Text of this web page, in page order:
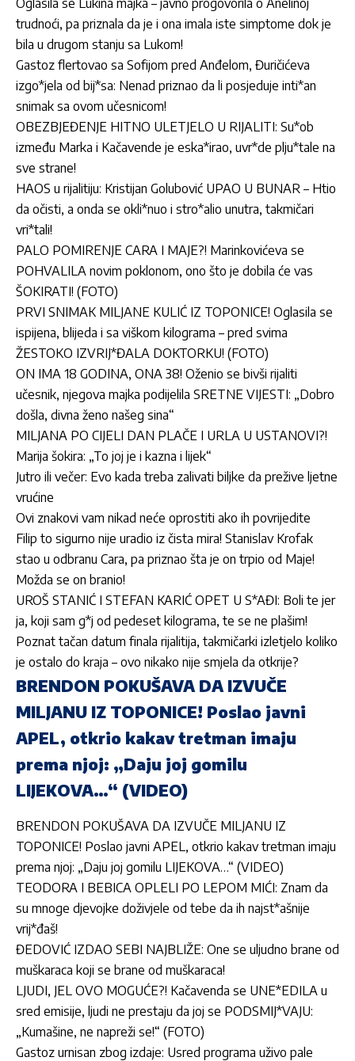
trudnoći, pa priznala da je i ona imala iste simptome dok je
bila u drugom stanju sa Lukom!
Gastoz flertovao sa Sofijom pred Anđelom, Đuričićeva
izgo*jela od bij*sa: Nenad priznao da li posjeduje inti*an
snimak sa ovom učesnicom!
OBEZBJEĐENJE HITNO ULETJELO U RIJALITI: Su*ob
između Marka i Kačavende je eska*irao, uvr*de plju*tale na
sve strane!
HAOS u rijalitiju: Kristijan Golubović UPAO U BUNAR – Htio
da očisti, a onda se okli*nuo i stro*alio unutra, takmičari
vri*tali!
PALO POMIRENJE CARA I MAJE?! Marinkovićeva se
POHVALILA novim poklonom, ono što je dobila će vas
ŠOKIRATI! (FOTO)
PRVI SNIMAK MILJANE KULIĆ IZ TOPONICE! Oglasila se
ispijena, blijeda i sa viškom kilograma – pred svima
ŽESTOKO IZVRIJ*ĐALA DOKTORKU! (FOTO)
ON IMA 18 GODINA, ONA 38! Oženio se bivši rijaliti
učesnik, njegova majka podijelila SRETNE VIJESTI: „Dobro
došla, divna ženo našeg sina“
MILJANA PO CIJELI DAN PLAČE I URLA U USTANOVI?!
Marija šokira: „To joj je i kazna i lijek“
Jutro ili večer: Evo kada treba zalivati biljke da prežive ljetne
vrućine
Ovi znakovi vam nikad neće oprostiti ako ih povrijedite
Filip to sigurno nije uradio iz čista mira! Stanislav Krofak
stao u odbranu Cara, pa priznao šta je on trpio od Maje!
Možda se on branio!
UROŠ STANIĆ I STEFAN KARIĆ OPET U S*AĐI: Boli te jer
ja, koji sam g*j od pedeset kilograma, te se ne plašim!
Poznat tačan datum finala rijalitija, takmičarki izletjelo koliko
je ostalo do kraja – ovo nikako nije smjela da otkrije?
BRENDON POKUŠAVA DA IZVUČE
MILJANU IZ TOPONICE! Poslao javni
APEL, otkrio kakav tretman imaju
prema njoj: „Daju joj gomilu
LIJEKOVA…“ (VIDEO)
BRENDON POKUŠAVA DA IZVUČE MILJANU IZ
TOPONICE! Poslao javni APEL, otkrio kakav tretman imaju
prema njoj: „Daju joj gomilu LIJEKOVA…“ (VIDEO)
TEODORA I BEBICA OPLELI PO LEPOM MIĆI: Znam da
su mnoge djevojke doživjele od tebe da ih najst*ašnije
vrij*đaš!
ĐEDOVIĆ IZDAO SEBI NAJBLIŽE: One se uljudno brane od
muškaraca koji se brane od muškaraca!
LJUDI, JEL OVO MOGUĆE?! Kačavenda se UNE*EDILA u
sred emisije, ljudi ne prestaju da joj se PODSMIJ*VAJU:
„Kumašine, ne napreži se!“ (FOTO)
Gastoz urnisan zbog izdaje: Usred programa uživo pale